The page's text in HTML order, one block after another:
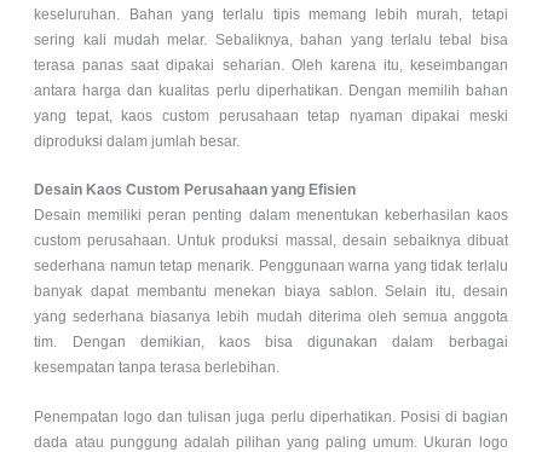
keseluruhan. Bahan yang terlalu tipis memang lebih murah, tetapi
sering kali mudah melar. Sebaliknya, bahan yang terlalu tebal bisa
terasa panas saat dipakai seharian. Oleh karena itu, keseimbangan
antara harga dan kualitas perlu diperhatikan. Dengan memilih bahan
yang tepat, kaos custom perusahaan tetap nyaman dipakai meski
diproduksi dalam jumlah besar.
Desain Kaos Custom Perusahaan yang Efisien
Desain memiliki peran penting dalam menentukan keberhasilan kaos
custom perusahaan. Untuk produksi massal, desain sebaiknya dibuat
sederhana namun tetap menarik. Penggunaan warna yang tidak terlalu
banyak dapat membantu menekan biaya sablon. Selain itu, desain
yang sederhana biasanya lebih mudah diterima oleh semua anggota
tim. Dengan demikian, kaos bisa digunakan dalam berbagai
kesempatan tanpa terasa berlebihan.
Penempatan logo dan tulisan juga perlu diperhatikan. Posisi di bagian
dada atau punggung adalah pilihan yang paling umum. Ukuran logo